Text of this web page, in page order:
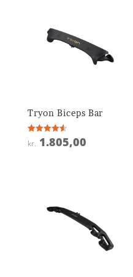
Tryon Biceps Bar
Vurderet
4.6
kr. 1.805,00